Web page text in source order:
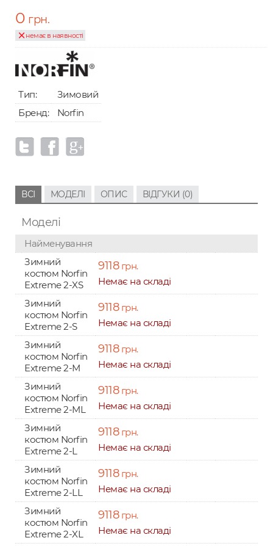
0 грн.
немає в наявності
Тип:
Зимовий
Бренд:
Norfin
ВСІ МОДЕЛІ ОПИС ВІДГУКИ (0)
Моделі
Найменування
Зимний
костюм Norfin
Extreme 2-XS
9118грн.
Немає на складі
Зимний
костюм Norfin
Extreme 2-S
9118грн.
Немає на складі
Зимний
костюм Norfin
Extreme 2-M
9118грн.
Немає на складі
Зимний
костюм Norfin
Extreme 2-ML
9118грн.
Немає на складі
Зимний
костюм Norfin
Extreme 2-L
9118грн.
Немає на складі
Зимний
костюм Norfin
Extreme 2-LL
9118грн.
Немає на складі
Зимний
костюм Norfin
Extreme 2-XL
9118грн.
Немає на складі